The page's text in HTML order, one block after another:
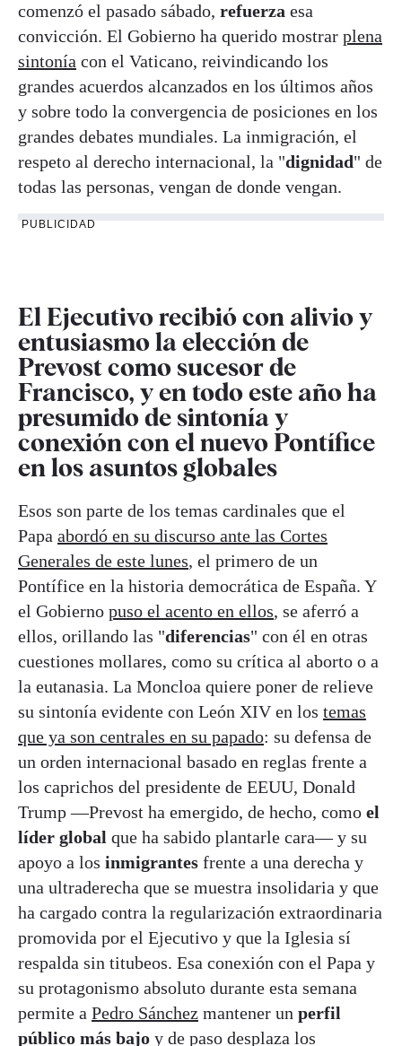
comenzó el pasado sábado, refuerza esa
convicción. El Gobierno ha querido mostrar plena
sintonía con el Vaticano, reivindicando los
grandes acuerdos alcanzados en los últimos años
y sobre todo la convergencia de posiciones en los
grandes debates mundiales. La inmigración, el
respeto al derecho internacional, la "dignidad" de
todas las personas, vengan de donde vengan.
PUBLICIDAD
El Ejecutivo recibió con alivio y
entusiasmo la elección de
Prevost como sucesor de
Francisco, y en todo este año ha
presumido de sintonía y
conexión con el nuevo Pontífice
en los asuntos globales
Esos son parte de los temas cardinales que el
Papa abordó en su discurso ante las Cortes
Generales de este lunes, el primero de un
Pontífice en la historia democrática de España. Y
el Gobierno puso el acento en ellos, se aferró a
ellos, orillando las "diferencias" con él en otras
cuestiones mollares, como su crítica al aborto o a
la eutanasia. La Moncloa quiere poner de relieve
su sintonía evidente con León XIV en los temas
que ya son centrales en su papado: su defensa de
un orden internacional basado en reglas frente a
los caprichos del presidente de EEUU, Donald
Trump —Prevost ha emergido, de hecho, como el
líder global que ha sabido plantarle cara— y su
apoyo a los inmigrantes frente a una derecha y
una ultraderecha que se muestra insolidaria y que
ha cargado contra la regularización extraordinaria
promovida por el Ejecutivo y que la Iglesia sí
respalda sin titubeos. Esa conexión con el Papa y
su protagonismo absoluto durante esta semana
permite a Pedro Sánchez mantener un perfil
público más bajo y de paso desplaza los